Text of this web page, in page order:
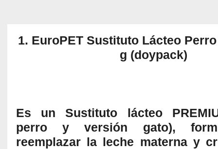
1. EuroPET Sustituto Lácteo
g (doypack)
Es un Sustituto lácteo
perro y versión gato),
reemplazar la leche materna y